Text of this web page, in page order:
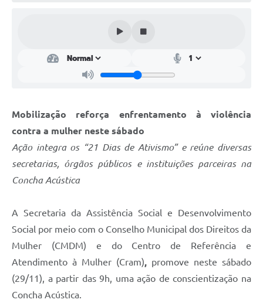
Audiências Públicas
Links
Telefones Úteis
Agenda
Mobilização reforça enfrentamento à violência
contra a mulher neste sábado
Ação integra os “21 Dias de Ativismo” e reúne diversas
secretarias, órgãos públicos e instituições parceiras na
Concha Acústica
A Secretaria da Assistência Social e Desenvolvimento
Social por meio com o Conselho Municipal dos Direitos da
Mulher (CMDM) e do Centro de Referência e
Atendimento à Mulher (Cram), promove neste sábado
(29/11), a partir das 9h, uma ação de conscientização na
Concha Acústica.